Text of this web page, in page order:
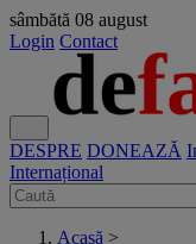
sâmbătă 08 august
Login Contact
DESPRE DONEAZĂ
Internațional
Acasă >